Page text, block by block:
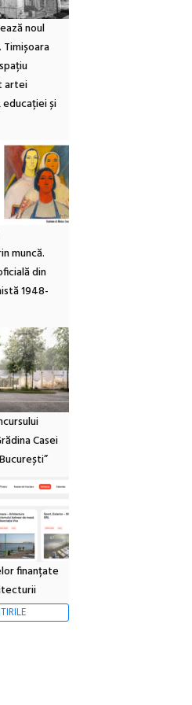
noul
artei
și
muncă.
din
1948-
Casei
finanțate